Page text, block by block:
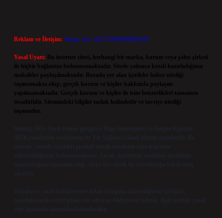
Reklam ve İletişim: Skype: live:.cid.575569c608265c69
Yasal Uyarı:
Bu internet sitesi, herhangi bir marka, kurum veya şahıs şirketi
ile hiçbir bağlantısı bulunmamaktadır. Sitede yalnızca kendi hazırladığımız
makaleler paylaşılmaktadır. Burada yer alan içerikler haber niteliği
taşımamakta olup, gerçek kurum ve kişiler hakkında paylaşım
yapılmamaktadır. Gerçek kurum ve kişiler ile isim benzerlikleri tamamen
tesadüfidir. Sitemizdeki bilgiler taslak halindedir ve tavsiye niteliği
taşımazlar.
Sitemiz, 5651 Sayılı Kanun gereğince Bilgi Teknolojileri ve İletişim Kurumu
(BTK) tarafından onaylanmış bir Yer Sağlayıcı olarak hizmet vermektedir. Bu
nedenle, sitedeki içerikleri proaktif olarak denetleme veya araştırma
yükümlülüğümüz bulunmamaktadır. Ancak, üyelerimiz yazdıkları içeriklerin
sorumluluğunu taşımakta olup, siteye üye olarak bu sorumluluğu kabul etmiş
sayılırlar.
Hukuka ve yasal düzenlemelere aykırı olduğunu düşündüğünüz içerikleri,
backlinkpanelicomtr@gmail.com adresine bildirmeniz halinde, ilgili içerikler yasal
süre içerisinde sitemizden kaldırılacaktır.